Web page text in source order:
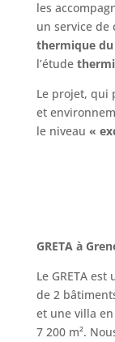
les
un service de
thermique
l’étude
Le projet, qui
et
le niveau «
GRETA à
Le GRETA
de 2
et une villa
7 200 m².